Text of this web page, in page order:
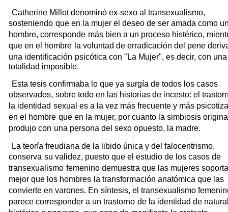
Catherine Millot denominó ex-sexo al transexualismo,
sosteniendo que en la mujer el deseo de ser amada como
hombre, corresponde más bien a un proceso histérico,
que en el hombre la voluntad de erradicación del pene
una identificación psicótica con "La Mujer", es decir, con una
totalidad imposible.
Esta tesis confirmaba lo que ya surgía de todos los casos
observados, sobre todo en las historias de incesto: el
la identidad sexual es a la vez más frecuente y más
en el hombre que en la mujer, por cuanto la simbiosis
produjo con una persona del sexo opuesto, la madre.
La teoría freudiana de la libido única y del falocentrismo,
conserva su validez, puesto que el estudio de los casos de
transexualismo femenino demuestra que las mujeres
mejor que los hombres la transformación anatómica que las
convierte en varones. En síntesis, el transexualismo
parece corresponder a un trastorno de la identidad de